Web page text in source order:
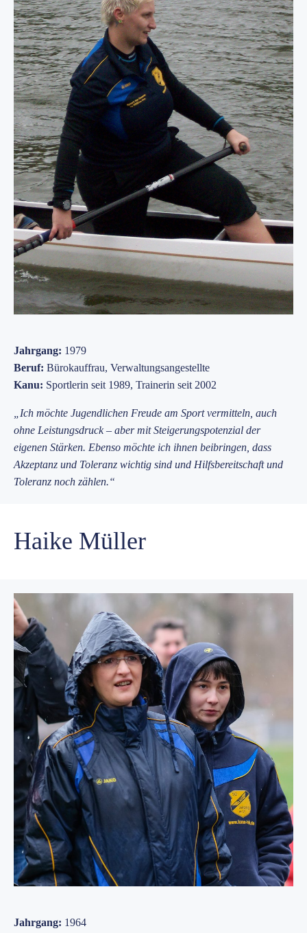
Jahrgang: 1979
Beruf: Bürokauffrau, Verwaltungsangestellte
Kanu: Sportlerin seit 1989, Trainerin seit 2002
„Ich möchte Jugendlichen Freude am Sport vermitteln, auch
ohne Leistungsdruck – aber mit Steigerungspotenzial der
eigenen Stärken. Ebenso möchte ich ihnen beibringen, dass
Akzeptanz und Toleranz wichtig sind und Hilfsbereitschaft und
Toleranz noch zählen.“
Haike Müller
Jahrgang: 1964